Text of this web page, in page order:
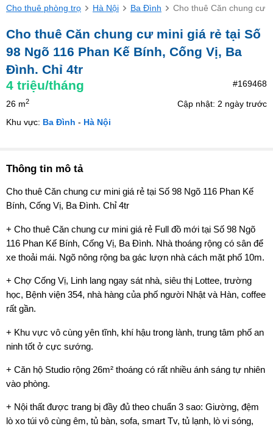
Cho thuê phòng trọ Hà Nội Ba Đình Cho thuê Căn chung cư
Cho thuê Căn chung cư mini giá rẻ tại Số
98 Ngõ 116 Phan Kế Bính, Cống Vị, Ba
Đình. Chỉ 4tr
4 triệu/tháng #169468
26 m2
Cập nhật: 2 ngày trước
Khu vực: Ba Đình - Hà Nội
Thông tin mô tả
Cho thuê Căn chung cư mini giá rẻ tại Số 98 Ngõ 116 Phan Kế
Bính, Cống Vị, Ba Đình. Chỉ 4tr
+ Cho thuê Căn chung cư mini giá rẻ Full đồ mới tại Số 98 Ngõ
116 Phan Kế Bính, Cống Vị, Ba Đình. Nhà thoáng rộng có sân để
xe thoải mái. Ngõ nông rộng ba gác lượn nhà cách mặt phố 10m.
+ Chợ Cống Vị, Linh lang ngay sát nhà, siêu thị Lottee, trường
học, Bệnh viện 354, nhà hàng của phố người Nhật và Hàn, coffee
rất gần.
+ Khu vực vô cùng yên tĩnh, khí hậu trong lành, trung tâm phố an
ninh tốt ở cực sướng.
+ Căn hộ Studio rộng 26m² thoáng có rất nhiều ánh sáng tự nhiên
vào phòng.
+ Nội thất được trang bị đầy đủ theo chuẩn 3 sao: Giường, đệm
lò xo túi vô cùng êm, tủ bàn, sofa, smart Tv, tủ lạnh, lò vi sóng,